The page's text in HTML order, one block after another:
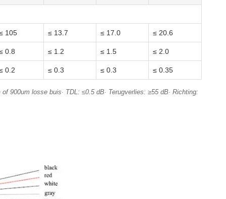
105 ≤ 13.7 ≤ 17.0 ≤ 20.6
0.8 ≤ 1.2 ≤ 1.5 ≤ 2.0
0.2 ≤ 0.3 ≤ 0.3 ≤ 0.35
900um losse buis∙ TDL: ≤0.5 dB∙ Terugverlies: ≥55 dB∙ Richting: